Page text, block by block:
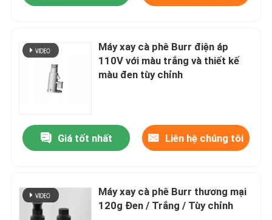
Kiểm soát chất lượng
Các trường hợp
Máy xay cà phê Burr
Máy xay cà phê Burr điện áp
110V với màu trắng và thiết kế
màu đen tùy chỉnh
Giá tốt nhất Liên hệ chúng tôi
Máy xay cà phê Burr thương mại
120g Đen / Trắng / Tùy chỉnh